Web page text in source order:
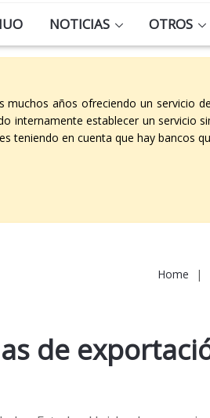
NOTICIAS OTROS
muchos años ofreciendo un servicio
internamente establecer un servicio
teniendo en cuenta que hay bancos
Home |
de